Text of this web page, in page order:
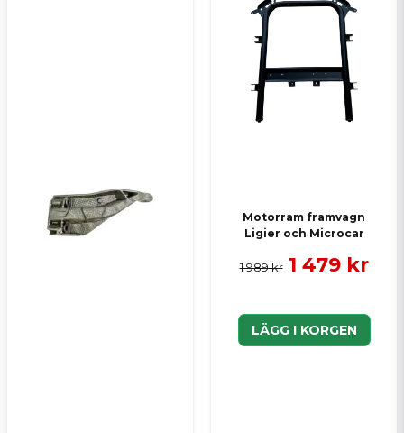
Motorram framvagn
Ligier och Microcar
1 989 kr 1 479 kr
LÄGG I KORGEN